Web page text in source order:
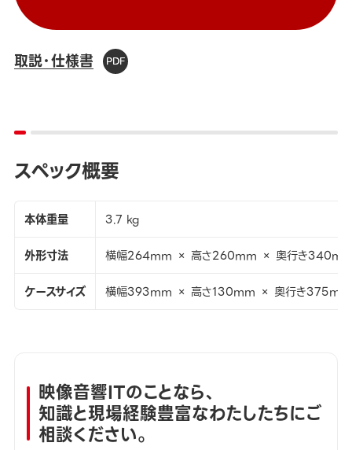
取説・仕様書
スペック概要
本体重量
3.7 kg
外形寸法
横幅264mm × 高さ260mm × 奥行き
ケースサイズ
横幅393mm × 高さ130mm × 奥行き375mm
映像音響ITのことなら、
知識と現場経験豊富なわたしたちにご
相談ください。